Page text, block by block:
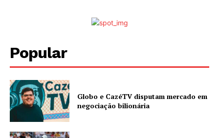
Popular
Globo e CazéTV disputam mercado em
negociação bilionária